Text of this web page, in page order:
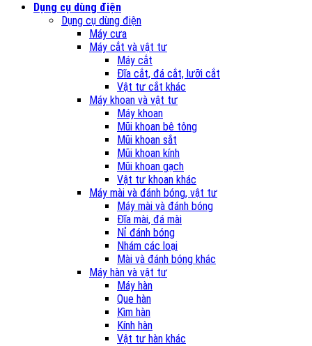
Dụng cụ dùng điện
Dụng cụ dùng điện
Máy cưa
Máy cắt và vật tư
Máy cắt
Đĩa cắt, đá cắt, lưỡi cắt
Vật tư cắt khác
Máy khoan và vật tư
Máy khoan
Mũi khoan bê tông
Mũi khoan sắt
Mũi khoan kính
Mũi khoan gạch
Vật tư khoan khác
Máy mài và đánh bóng, vật tư
Máy mài và đánh bóng
Đĩa mài, đá mài
Nỉ đánh bóng
Nhám các loại
Mài và đánh bóng khác
Máy hàn và vật tư
Máy hàn
Que hàn
Kìm hàn
Kính hàn
Vật tư hàn khác